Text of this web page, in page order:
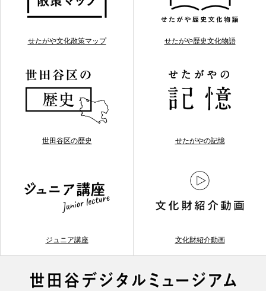
せたがや文化散策マップ せたがや歴史文化物語
世田谷区の歴史 せたがやの記憶
ジュニア講座 文化財紹介動画